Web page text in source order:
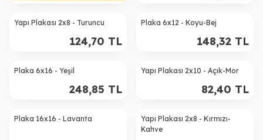
Yapı Plakası 2x8 - Turuncu
124,70 TL
Plaka 6x12 - Koyu-Bej
148,32 TL
Plaka 6x16 - Yeşil
248,85 TL
Yapı Plakası 2x10 - Açık-Mor
82,40 TL
Plaka 16x16 - Lavanta
Yapı Plakası 2x8 - Kırmızı-
Kahve